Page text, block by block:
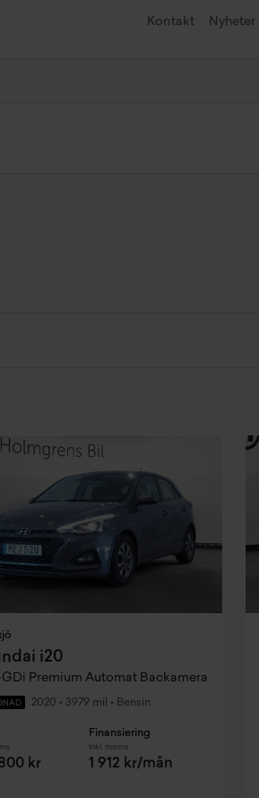
Kontakt Nyheter
i20
GDi Premium Automat Backamera
2020 • 3979 mil • Bensin
kr
Finansiering
Inkl. moms
1 912 kr/mån